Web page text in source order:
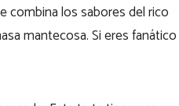
combina los sabores del rico
mantecosa. Si eres fanático